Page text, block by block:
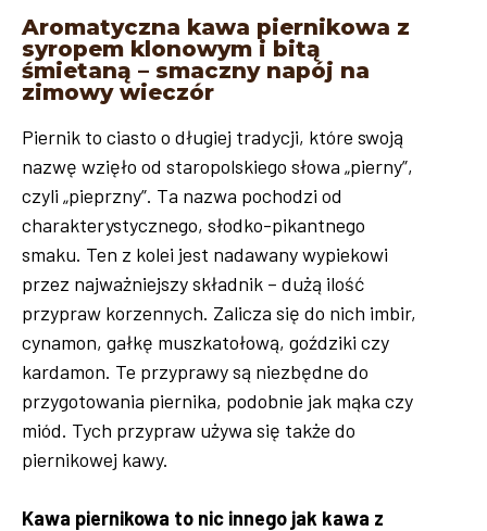
Aromatyczna kawa piernikowa z
syropem klonowym i bitą
śmietaną – smaczny napój na
zimowy wieczór
Piernik to ciasto o długiej tradycji, które swoją
nazwę wzięło od staropolskiego słowa „pierny”,
czyli „pieprzny”. Ta nazwa pochodzi od
charakterystycznego, słodko-pikantnego
smaku. Ten z kolei jest nadawany wypiekowi
przez najważniejszy składnik – dużą ilość
przypraw korzennych. Zalicza się do nich imbir,
cynamon, gałkę muszkatołową, goździki czy
kardamon. Te przyprawy są niezbędne do
przygotowania piernika, podobnie jak mąka czy
miód. Tych przypraw używa się także do
piernikowej kawy.
Kawa piernikowa to nic innego jak kawa z